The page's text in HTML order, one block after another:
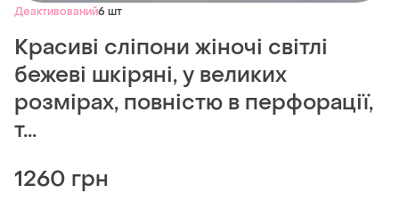
Деактивований6 шт
Красиві сліпони жіночі світлі
бежеві шкіряні, у великих
розмірах, повністю в перфорації,
т...
1260 грн